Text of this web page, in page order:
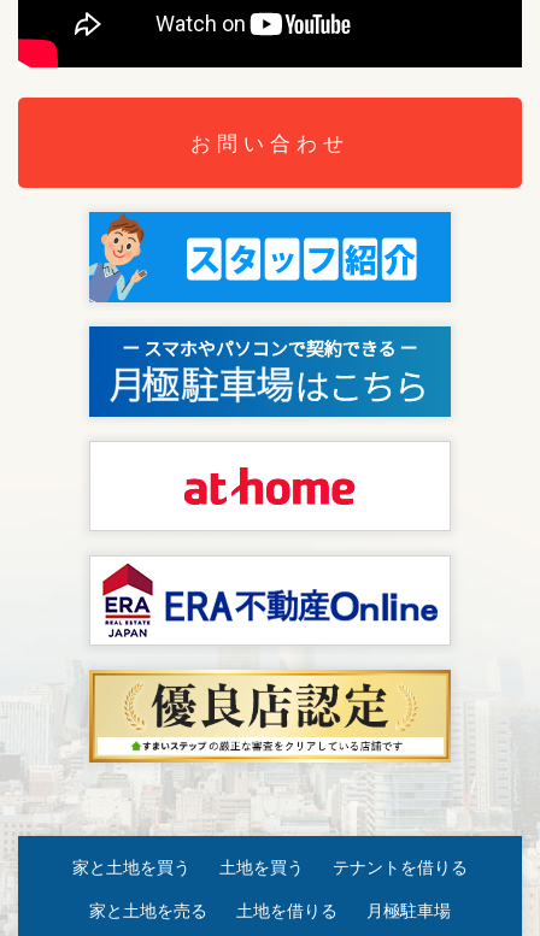
お問い合わせ
家と土地を買う 土地を買う
テナントを借りる
家と土地を売る
土地を借りる 月極駐車場